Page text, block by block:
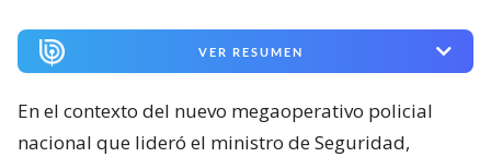
VER RESUMEN
En el contexto del nuevo megaoperativo policial
nacional que lideró el ministro de Seguridad,